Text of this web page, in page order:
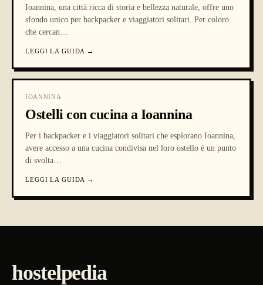
Ioannina, una città ricca di storia e bellezza naturale, offre uno
sfondo unico per backpacker e viaggiatori solitari. Per coloro
che cercan…
LEGGI LA GUIDA →
IOANNINA
Ostelli con cucina a Ioannina
Per i backpacker e i viaggiatori solitari che esplorano Ioannina,
avere accesso a una cucina condivisa nel loro ostello è un punto
di svolta…
LEGGI LA GUIDA →
hostelpedia